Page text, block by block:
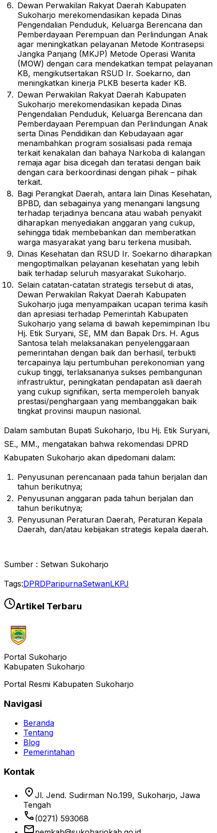
Dewan Perwakilan Rakyat Daerah Kabupaten
Sukoharjo merekomendasikan kepada Dinas
Pengendalian Penduduk, Keluarga Berencana dan
Pemberdayaan Perempuan dan Perlindungan Anak
agar meningkatkan pelayanan Metode Kontrasepsi
Jangka Panjang (MKJP) Metode Operasi Wanita
(MOW) dengan cara mendekatkan tempat pelayanan
KB, mengikutsertakan RSUD Ir. Soekarno, dan
meningkatkan kinerja PLKB beserta kader KB.
Dewan Perwakilan Rakyat Daerah Kabupaten
Sukoharjo merekomendasikan kepada Dinas
Pengendalian Penduduk, Keluarga Berencana dan
Pemberdayaan Perempuan dan Perlindungan Anak
serta Dinas Pendidikan dan Kebudayaan agar
menambahkan program sosialisasi pada remaja
terkait kenakalan dan bahaya Narkoba di kalangan
remaja agar bisa dicegah dan teratasi dengan baik
dengan cara berkoordinasi dengan pihak – pihak
terkait.
Bagi Perangkat Daerah, antara lain Dinas Kesehatan,
BPBD, dan sebagainya yang menangani langsung
terhadap terjadinya bencana atau wabah penyakit
diharapkan menyediakan anggaran yang cukup,
sehingga tidak membebankan dan memberatkan
warga masyarakat yang baru terkena musibah.
Dinas Kesehatan dan RSUD Ir. Soekarno diharapkan
mengoptimalkan pelayanan kesehatan yang lebih
baik terhadap seluruh masyarakat Sukoharjo.
Selain catatan-catatan strategis tersebut di atas,
Dewan Perwakilan Rakyat Daerah Kabupaten
Sukoharjo juga menyampaikan ucapan terima kasih
dan apresiasi terhadap Pemerintah Kabupaten
Sukoharjo yang selama di bawah kepemimpinan Ibu
Hj. Etik Suryani, SE, MM dan Bapak Drs. H. Agus
Santosa telah melaksanakan penyelenggaraan
pemerintahan dengan baik dan berhasil, terbukti
tercapainya laju pertumbuhan perekonomian yang
cukup tinggi, terlaksananya sukses pembangunan
infrastruktur, peningkatan pendapatan asli daerah
yang cukup signifikan, serta memperoleh banyak
prestasi/penghargaan yang membanggakan baik
tingkat provinsi maupun nasional.
Dalam sambutan Bupati Sukoharjo, Ibu Hj. Etik Suryani,
SE., MM., mengatakan bahwa rekomendasi DPRD
Kabupaten Sukoharjo akan dipedomani dalam:
Penyusunan perencanaan pada tahun berjalan dan
tahun berikutnya;
Penyusunan anggaran pada tahun berjalan dan
tahun berikutnya;
Penyusunan Peraturan Daerah, Peraturan Kepala
Daerah, dan/atau kebijakan strategis kepala daerah.
Sumber : Setwan Sukoharjo
Tags:DPRDParipurnaSetwanLKPJ
Artikel Terbaru
Portal Sukoharjo
Kabupaten Sukoharjo
Portal Resmi Kabupaten Sukoharjo
Navigasi
Beranda
Tentang
Blog
Pemerintahan
Kontak
location_on Jl. Jend. Sudirman No.199, Sukoharjo, Jawa
Tengah
phone (0271) 593068
email